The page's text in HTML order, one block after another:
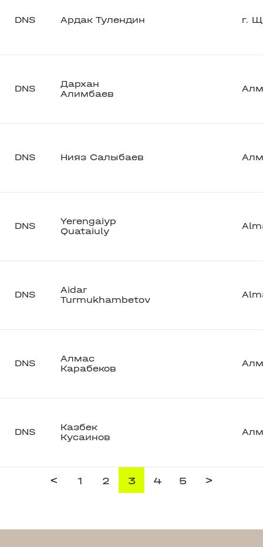
DNS Ардак Тулендин г.
DNS
Дархан
Алимбаев
DNS Нияз Салыбаев
DNS
Yerengaiyp
Quataiuly
DNS
Aidar
Turmukhambetov
DNS
Алмас
Карабеков
DNS
Казбек
Кусаинов
< 1 2 3 4 5 >